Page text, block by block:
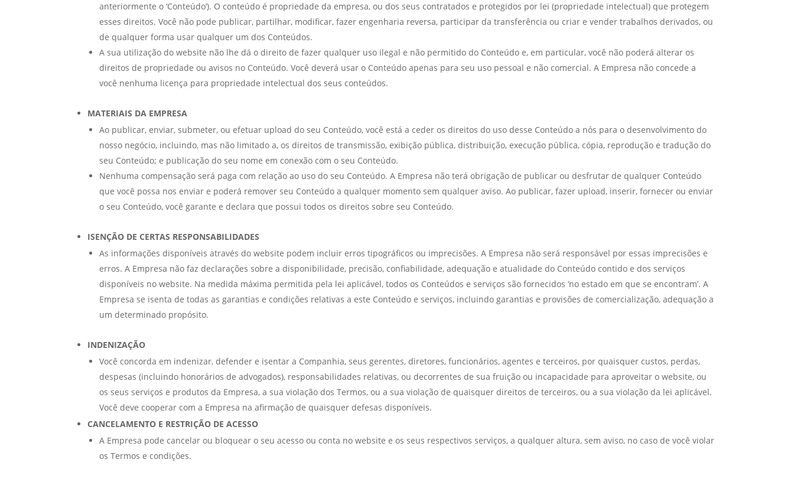
anteriormente o ‘Conteúdo’). O conteúdo é propriedade da empresa, ou dos seus contratados e protegidos por lei (propriedade intelectual) que protegem
esses direitos. Você não pode publicar, partilhar, modificar, fazer engenharia reversa, participar da transferência ou criar e vender trabalhos derivados, ou
de qualquer forma usar qualquer um dos Conteúdos.
A sua utilização do website não lhe dá o direito de fazer qualquer uso ilegal e não permitido do Conteúdo e, em particular, você não poderá alterar os
direitos de propriedade ou avisos no Conteúdo. Você deverá usar o Conteúdo apenas para seu uso pessoal e não comercial. A Empresa não concede a
você nenhuma licença para propriedade intelectual dos seus conteúdos.
MATERIAIS DA EMPRESA
Ao publicar, enviar, submeter, ou efetuar upload do seu Conteúdo, você está a ceder os direitos do uso desse Conteúdo a nós para o desenvolvimento do
nosso negócio, incluindo, mas não limitado a, os direitos de transmissão, exibição pública, distribuição, execução pública, cópia, reprodução e tradução do
seu Conteúdo; e publicação do seu nome em conexão com o seu Conteúdo.
Nenhuma compensação será paga com relação ao uso do seu Conteúdo. A Empresa não terá obrigação de publicar ou desfrutar de qualquer Conteúdo
que você possa nos enviar e poderá remover seu Conteúdo a qualquer momento sem qualquer aviso. Ao publicar, fazer upload, inserir, fornecer ou enviar
o seu Conteúdo, você garante e declara que possui todos os direitos sobre seu Conteúdo.
ISENÇÃO DE CERTAS RESPONSABILIDADES
As informações disponíveis através do website podem incluir erros tipográficos ou imprecisões. A Empresa não será responsável por essas imprecisões e
erros. A Empresa não faz declarações sobre a disponibilidade, precisão, confiabilidade, adequação e atualidade do Conteúdo contido e dos serviços
disponíveis no website. Na medida máxima permitida pela lei aplicável, todos os Conteúdos e serviços são fornecidos ‘no estado em que se encontram’. A
Empresa se isenta de todas as garantias e condições relativas a este Conteúdo e serviços, incluindo garantias e provisões de comercialização, adequação a
um determinado propósito.
INDENIZAÇÃO
Você concorda em indenizar, defender e isentar a Companhia, seus gerentes, diretores, funcionários, agentes e terceiros, por quaisquer custos, perdas,
despesas (incluindo honorários de advogados), responsabilidades relativas, ou decorrentes de sua fruição ou incapacidade para aproveitar o website, ou
os seus serviços e produtos da Empresa, a sua violação dos Termos, ou a sua violação de quaisquer direitos de terceiros, ou a sua violação da lei aplicável.
Você deve cooperar com a Empresa na afirmação de quaisquer defesas disponíveis.
CANCELAMENTO E RESTRIÇÃO DE ACESSO
A Empresa pode cancelar ou bloquear o seu acesso ou conta no website e os seus respectivos serviços, a qualquer altura, sem aviso, no caso de você violar
os Termos e condições.